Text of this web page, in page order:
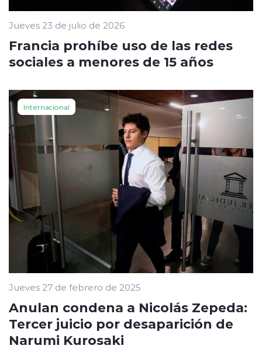
Jueves 23 de julio de 2026
Francia prohíbe uso de las redes
sociales a menores de 15 años
Internacional
Jueves 27 de febrero de 2025
Anulan condena a Nicolás Zepeda:
Tercer juicio por desaparición de
Narumi Kurosaki